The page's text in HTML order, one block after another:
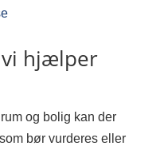
vi hjælper
og bolig kan der
bør vurderes eller